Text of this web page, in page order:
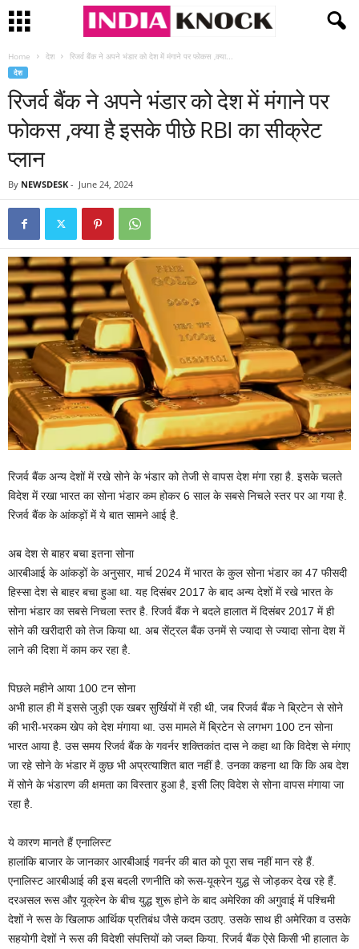
Home देश रिजर्व बैंक ने अपने भंडार को देश में मंगाने पर फोकस ,क्या...
देश
रिजर्व बैंक ने अपने भंडार को देश में मंगाने पर
फोकस ,क्या है इसके पीछे RBI का सीक्रेट
प्लान
By NEWSDESK - June 24, 2024
रिजर्व बैंक अन्य देशों में रखे सोने के भंडार को तेजी से वापस देश मंगा रहा है. इसके चलते
विदेश में रखा भारत का सोना भंडार कम होकर 6 साल के सबसे निचले स्तर पर आ गया है.
रिजर्व बैंक के आंकड़ों में ये बात सामने आई है.
अब देश से बाहर बचा इतना सोना
आरबीआई के आंकड़ों के अनुसार, मार्च 2024 में भारत के कुल सोना भंडार का 47 फीसदी
हिस्सा देश से बाहर बचा हुआ था. यह दिसंबर 2017 के बाद अन्य देशों में रखे भारत के
सोना भंडार का सबसे निचला स्तर है. रिजर्व बैंक ने बदले हालात में दिसंबर 2017 में ही
सोने की खरीदारी को तेज किया था. अब सेंट्रल बैंक उनमें से ज्यादा से ज्यादा सोना देश में
लाने की दिशा में काम कर रहा है.
पिछले महीने आया 100 टन सोना
अभी हाल ही में इससे जुड़ी एक खबर सुर्खियों में रही थी, जब रिजर्व बैंक ने ब्रिटेन से सोने
की भारी-भरकम खेप को देश मंगाया था. उस मामले में ब्रिटेन से लगभग 100 टन सोना
भारत आया है. उस समय रिजर्व बैंक के गवर्नर शक्तिकांत दास ने कहा था कि विदेश से मंगाए
जा रहे सोने के भंडार में कुछ भी अप्रत्याशित बात नहीं है. उनका कहना था कि कि अब देश
में सोने के भंडारण की क्षमता का विस्तार हुआ है, इसी लिए विदेश से सोना वापस मंगाया जा
रहा है.
ये कारण मानते हैं एनालिस्ट
हालांकि बाजार के जानकार आरबीआई गवर्नर की बात को पूरा सच नहीं मान रहे हैं.
एनालिस्ट आरबीआई की इस बदली रणनीति को रूस-यूक्रेन युद्ध से जोड़कर देख रहे हैं.
दरअसल रूस और यूक्रेन के बीच युद्ध शुरू होने के बाद अमेरिका की अगुवाई में पश्चिमी
देशों ने रूस के खिलाफ आर्थिक प्रतिबंध जैसे कदम उठाए. उसके साथ ही अमेरिका व उसके
सहयोगी देशों ने रूस की विदेशी संपत्तियों को जब्त किया. रिजर्व बैंक ऐसे किसी भी हालात के